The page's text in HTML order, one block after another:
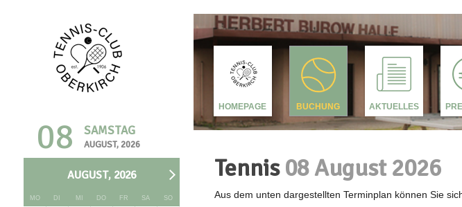
08 SAMSTAG
AUGUST, 2026
AUGUST, 2026
MO DI MI DO FR SA SO
HOMEPAGE BUCHUNG AKTUELLES
Tennis08 August 2026
Aus dem unten dargestellten Terminplan können Sie